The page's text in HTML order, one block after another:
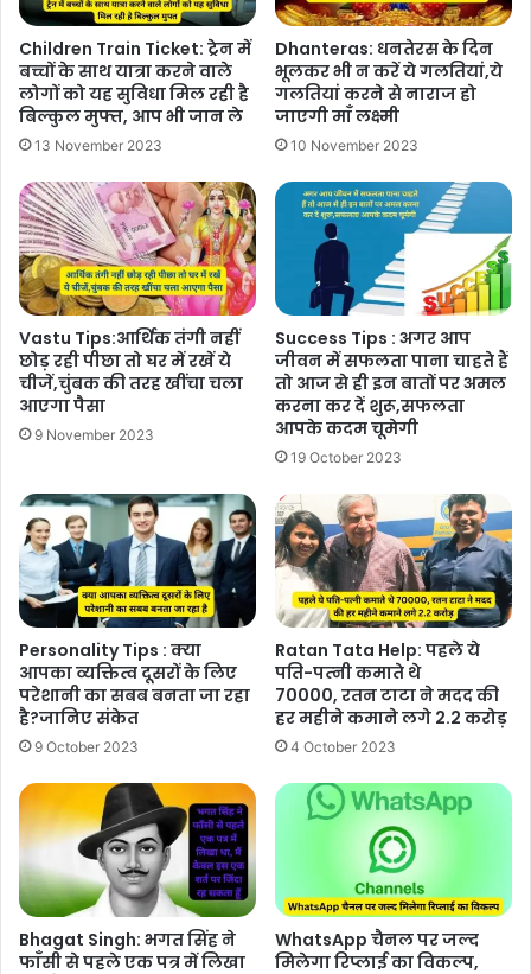
Children Train Ticket: ट्रेन में
बच्चों के साथ यात्रा करने वाले
लोगों को यह सुविधा मिल रही है
बिल्कुल मुफ्त, आप भी जान ले
13 November 2023
Dhanteras: धनतेरस के दिन
भूलकर भी न करें ये गलतियां,ये
गलतियां करने से नाराज हो
जाएगी माँ लक्ष्मी
10 November 2023
Vastu Tips:आर्थिक तंगी नहीं
छोड़ रही पीछा तो घर में रखें ये
चीजें,चुंबक की तरह खींचा चला
आएगा पैसा
9 November 2023
Success Tips : अगर आप
जीवन में सफलता पाना चाहते हैं
तो आज से ही इन बातों पर अमल
करना कर दें शुरू,सफलता
आपके कदम चूमेगी
19 October 2023
Personality Tips : क्या
आपका व्यक्तित्व दूसरों के लिए
परेशानी का सबब बनता जा रहा
है?जानिए संकेत
9 October 2023
Ratan Tata Help: पहले ये
पत‍ि-पत्‍नी कमाते थे
70000, रतन टाटा ने मदद की
हर महीने कमाने लगे 2.2 करोड़
4 October 2023
Bhagat Singh: भगत सिंह ने
फाँसी से पहले एक पत्र में लिखा
WhatsApp चैनल पर जल्द
मिलेगा रिप्लाई का विकल्प,